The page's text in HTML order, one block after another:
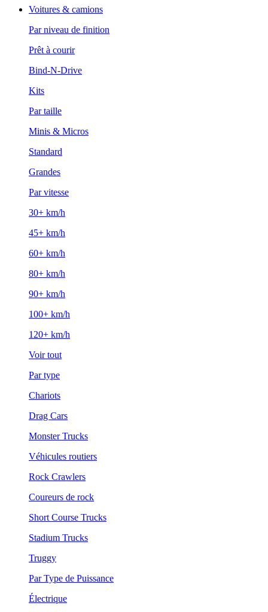
Voitures & camions
Par niveau de finition
Prêt à courir
Bind-N-Drive
Kits
Par taille
Minis & Micros
Standard
Grandes
Par vitesse
30+ km/h
45+ km/h
60+ km/h
80+ km/h
90+ km/h
100+ km/h
120+ km/h
Voir tout
Par type
Chariots
Drag Cars
Monster Trucks
Véhicules routiers
Rock Crawlers
Coureurs de rock
Short Course Trucks
Stadium Trucks
Truggy
Par Type de Puissance
Électrique